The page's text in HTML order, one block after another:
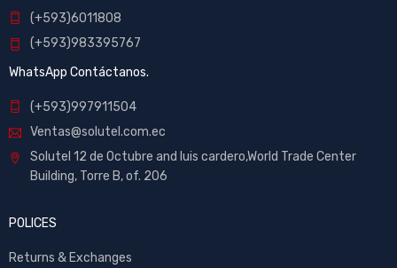
(+593)6011808
(+593)983395767
WhatsApp Contáctanos.
(+593)997911504
Ventas@solutel.com.ec
Solutel 12 de Octubre and luis cardero,World Trade Center
Building, Torre B, of. 206
POLICES
Returns & Exchanges